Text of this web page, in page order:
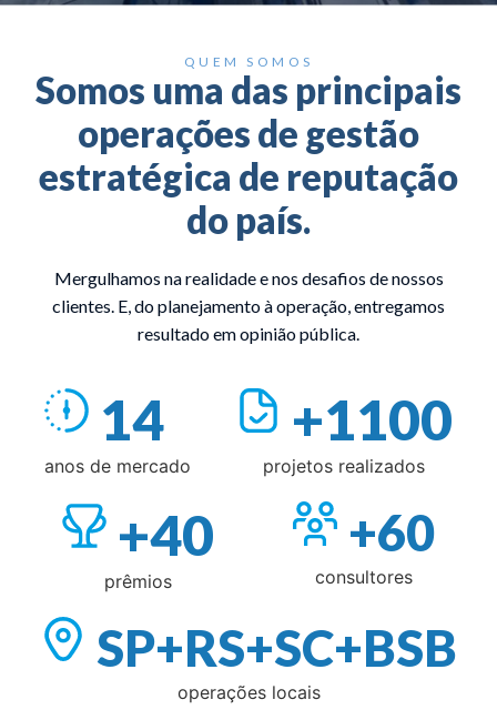
QUEM SOMOS
Somos uma das principais
operações de gestão
estratégica de reputação
do país.
Mergulhamos na realidade e nos desafios de nossos
clientes. E, do planejamento à operação, entregamos
resultado em opinião pública.
14
anos de mercado
+1100
projetos realizados
+40
prêmios
+60
consultores
SP+RS+SC+BSB
operações locais